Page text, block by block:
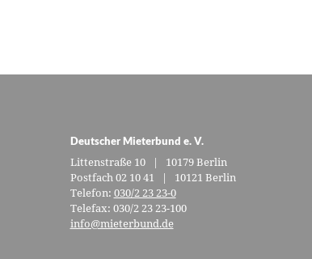
Deutscher Mieterbund e. V.
Littenstraße 10 | 10179 Berlin
Postfach 02 10 41 | 10121 Berlin
Telefon: 030/2 23 23-0
Telefax: 030/2 23 23-100
info@mieterbund.de